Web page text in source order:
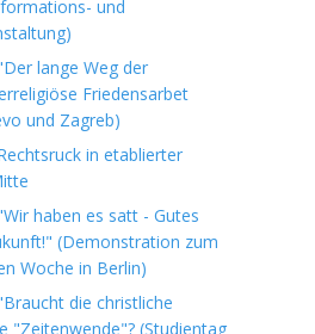
und
lange Weg der
Friedensarbet
und Zagreb)
in etablierter
haben es satt - Gutes
(Demonstration zum
Woche in Berlin)
die christliche
"Zeitenwende"? (Studientag